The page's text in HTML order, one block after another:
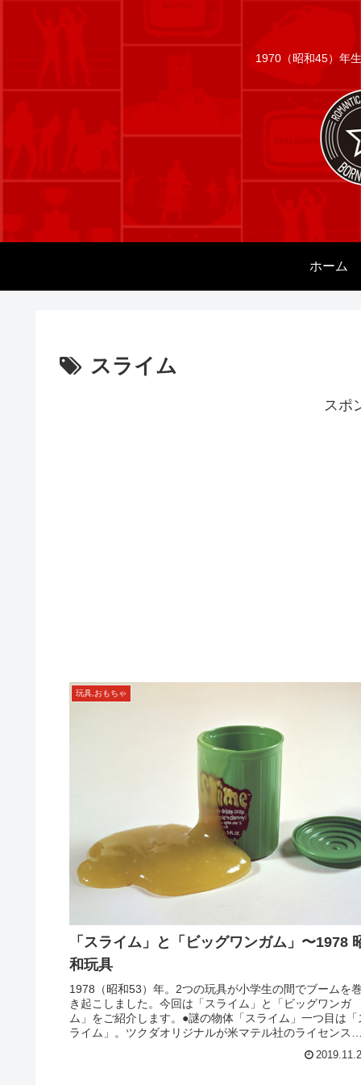
1970（昭和45）年
ホーム
スライム
スポ
玩具,おもちゃ
「スライム」と「ビッグワンガム」〜1978
和玩具
1978（昭和53）年。2つの玩具が小学生の間でブームを
き起こしました。今回は「スライム」と「ビッグワンガ
ム」をご紹介します。●謎の物体「スライム」一つ目は「
ライム」。ツクダオリジナルが米マテル社のライセンス